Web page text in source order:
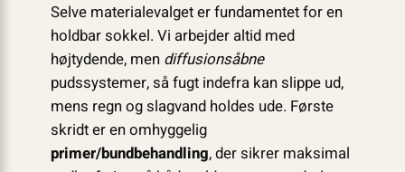
Selve materialevalget er fundamentet for en
holdbar sokkel. Vi arbejder altid med
højtydende, men diffusionsåbne
pudssystemer, så fugt indefra kan slippe ud,
mens regn og slagvand holdes ude. Første
skridt er en omhyggelig
primer/bundbehandling, der sikrer maksimal